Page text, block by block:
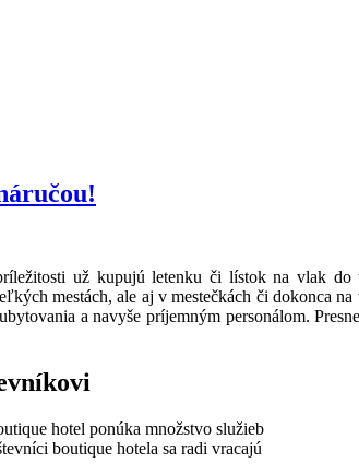
už kupujú letenku či lístok na vlak do
mestách, ale aj v mestečkách či dokonca
a navyše príjemným personálom.
boutique hotela sa radi vracajú